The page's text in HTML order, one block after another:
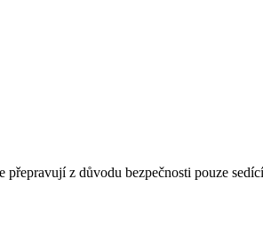
z důvodu bezpečnosti pouze